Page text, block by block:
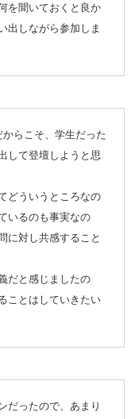
を聞いておくと良か
出しながら参加しま
らこそ、学生だった
して登壇しようと思
どういうところなの
いるのも事実なの
に対し共感すること
だと感じましたの
ことはしていきたい
だったので、あまり